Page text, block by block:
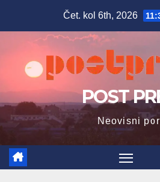
Čet. kol 6th, 2026
POST
Neovisni